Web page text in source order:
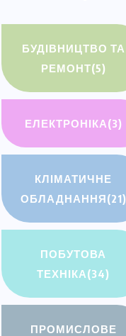
БУДІВНИЦТВО ТА
РЕМОНТ(5)
ЕЛЕКТРОНІКА(3)
КЛІМАТИЧНЕ
ОБЛАДНАННЯ(21)
ПОБУТОВА
ТЕХНІКА(34)
ПРОМИСЛОВЕ